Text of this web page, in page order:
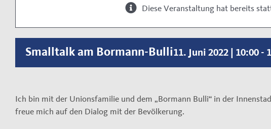
Diese Veranstaltung hat bereits
Smalltalk am Bormann-Bulli11. Juni 2022 | 10:00 -
Ich bin mit der Unionsfamilie und dem „Bormann Bulli“ in der
freue mich auf den Dialog mit der Bevölkerung.